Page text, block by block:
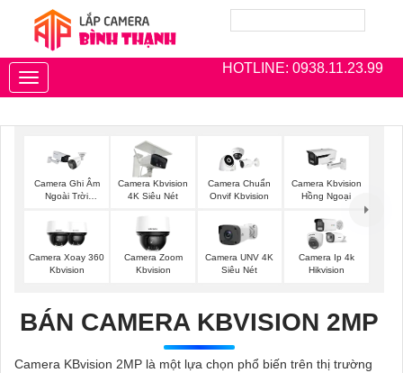
HOTLINE: 0938.11.23.99
Toggle
navigation
Camera Ghi Âm
Ngoài Trời
Camera Kbvision
4K Siêu Nét
Camera Chuẩn
Onvif Kbvision
Camera Kbvision
Hồng Ngoại
Camera Xoay 360
Kbvision
Camera Zoom
Kbvision
Camera UNV 4K
Siêu Nét
Camera Ip 4k
Hikvision
BÁN CAMERA KBVISION 2MP
Camera KBvision 2MP là một lựa chọn phổ biến trên thị trường